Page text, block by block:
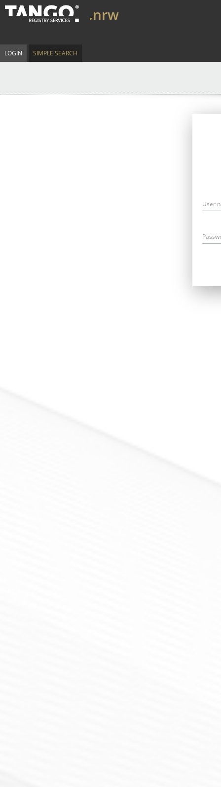
.nrw
LOGIN SIMPLE SEARCH
User